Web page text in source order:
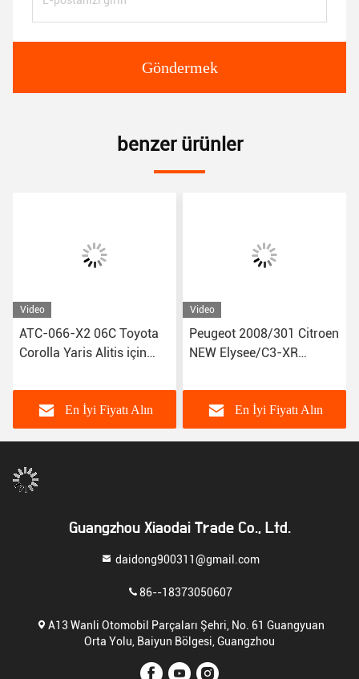
Göndermek
benzer ürünler
Video
ATC-066-X2 06C Toyota
Corolla Yaris Alitis için
88320-52010 883205201
En İyi Fiyatı Alın
Video
Peugeot 2008/301 Citroen
NEW Elysee/C3-XR
A3802A1 Otomatik Hava
KompresörüEn İyi Fiyatı Alın
Guangzhou Xiaodai Trade Co., Ltd.
daidong900311@gmail.com
86--18373050607
A13 Wanli Otomobil Parçaları Şehri, No. 61 Guangyuan
Orta Yolu, Baiyun Bölgesi, Guangzhou